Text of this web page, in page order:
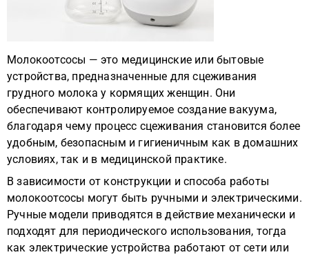
Молокоотсосы — это медицинские или бытовые
устройства, предназначенные для сцеживания
грудного молока у кормящих женщин. Они
обеспечивают контролируемое создание вакуума,
благодаря чему процесс сцеживания становится более
удобным, безопасным и гигиеничным как в домашних
условиях, так и в медицинской практике.
В зависимости от конструкции и способа работы
молокоотсосы могут быть ручными и электрическими.
Ручные модели приводятся в действие механически и
подходят для периодического использования, тогда
как электрические устройства работают от сети или